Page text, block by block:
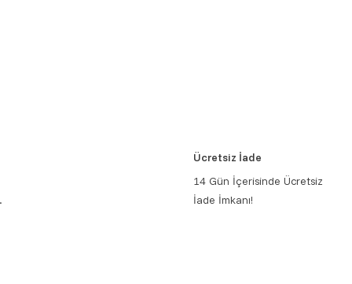
Ücretsiz İade
14 Gün İçerisinde Ücretsiz
İade İmkanı!